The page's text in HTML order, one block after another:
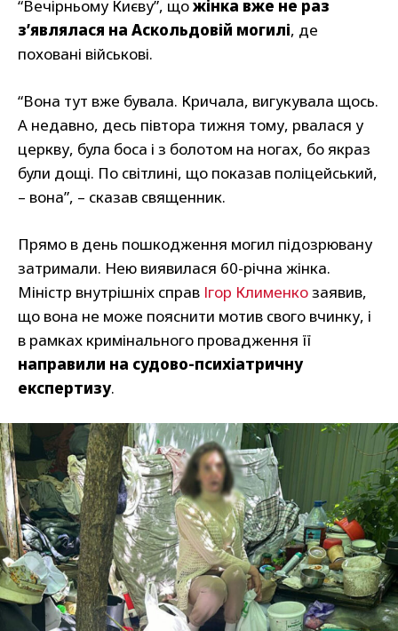
“Вечірньому Києву”, щожінка вже не раз
з’являлася на Аскольдовій могилі, де
поховані військові.
“Вона тут вже бувала. Кричала, вигукувала щось.
А недавно, десь півтора тижня тому, рвалася у
церкву, була боса і з болотом на ногах, бо якраз
були дощі. По світлині, що показав поліцейський,
– вона”, – сказав священник.
Прямо в день пошкодження могил підозрювану
затримали. Нею виявилася 60-річна жінка.
Міністр внутрішніх справ Ігор Клименкозаявив,
що вона не може пояснити мотив свого вчинку, і
в рамках кримінального провадження її
направили на судово-психіатричну
експертизу.